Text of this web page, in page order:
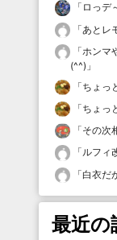
「 ロっデ
「あとレ
「ホンマ
(^^) 」
「ちょっ
「ちょっ
「その次
「ルフィ
「白衣だ
最近の